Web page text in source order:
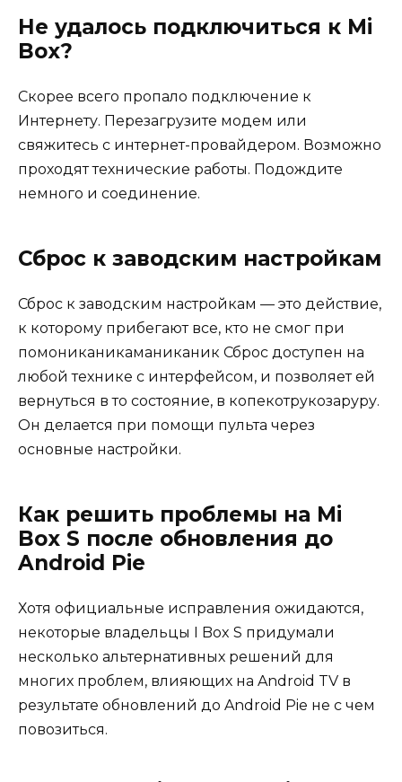
Не удалось подключиться к Mi
Box?
Скорее всего пропало подключение к
Интернету. Перезагрузите модем или
свяжитесь с интернет-провайдером. Возможно
проходят технические работы. Подождите
немного и соединение.
Сброс к заводским настройкам
Сброс к заводским настройкам — это действие,
к которому прибегают все, кто не смог при
помониканикаманиканик Сброс доступен на
любой технике с интерфейсом, и позволяет ей
вернуться в то состояние, в копекотрукозаруру.
Он делается при помощи пульта через
основные настройки.
Как решить проблемы на Mi
Box S после обновления до
Android Pie
Хотя официальные исправления ожидаются,
некоторые владельцы I Box S придумали
несколько альтернативных решений для
многих проблем, влияющих на Android TV в
результате обновлений до Android Pie не с чем
повозиться.